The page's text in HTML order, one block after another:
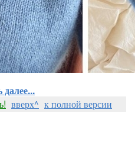
далее...
вверх^ к полной версии